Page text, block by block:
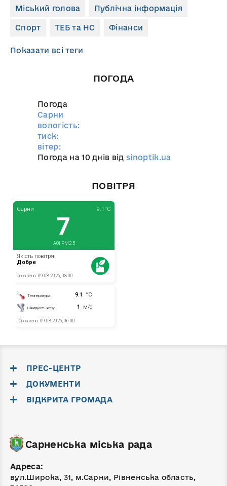
Міський голова Публічна інформація
Спорт ТЕБ та НС Фінанси
Показати всі теги
ПОГОДА
Погода
Сарни
вологість:
тиск:
вітер:
Погода на 10 днів відsinoptik.ua
ПОВІТРЯ
ПРЕС-ЦЕНТР
ДОКУМЕНТИ
ВІДКРИТА ГРОМАДА
Сарненська міська рада
Адреса:
вул.Широка, 31, м.Сарни, Рівненська область,